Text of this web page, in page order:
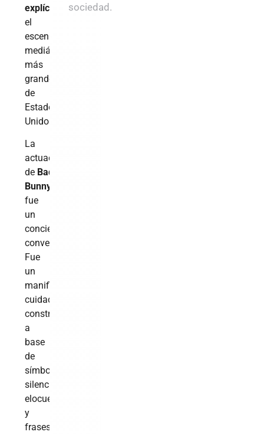
explícito
en
el
escenario
mediático
más
grande
de
Estados
Unidos.
La
actuación
de Bad
Bunny
fue
un
concierto
convencional.
Fue
un
manifiesto
cuidadosamente
construido
a
base
de
símbolos,
silencios
elocuentes
y
frases
sociedad.